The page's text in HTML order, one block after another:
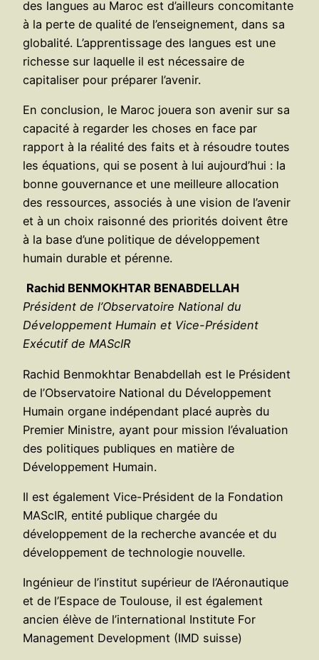
des langues au Maroc est d’ailleurs concomitante
à la perte de qualité de l’enseignement, dans sa
globalité. L’apprentissage des langues est une
richesse sur laquelle il est nécessaire de
capitaliser pour préparer l’avenir.
En conclusion, le Maroc jouera son avenir sur sa
capacité à regarder les choses en face par
rapport à la réalité des faits et à résoudre toutes
les équations, qui se posent à lui aujourd’hui : la
bonne gouvernance et une meilleure allocation
des ressources, associés à une vision de l’avenir
et à un choix raisonné des priorités doivent être
à la base d’une politique de développement
humain durable et pérenne.
Rachid BENMOKHTAR BENABDELLAH
Président de l’Observatoire National du
Développement Humain et Vice-Président
Exécutif de MAScIR
Rachid Benmokhtar Benabdellah est le Président
de l’Observatoire National du Développement
Humain organe indépendant placé auprès du
Premier Ministre, ayant pour mission l’évaluation
des politiques publiques en matière de
Développement Humain.
Il est également Vice-Président de la Fondation
MAScIR, entité publique chargée du
développement de la recherche avancée et du
développement de technologie nouvelle.
Ingénieur de l’institut supérieur de l’Aéronautique
et de l’Espace de Toulouse, il est également
ancien élève de l’international Institute For
Management Development (IMD suisse)